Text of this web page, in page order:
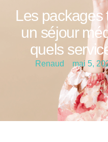
Les packages
un séjour
quels
Renaud mai 5,